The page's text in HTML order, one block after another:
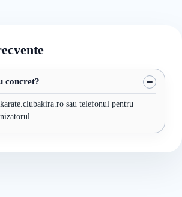
concret?
sau telefonul pentru